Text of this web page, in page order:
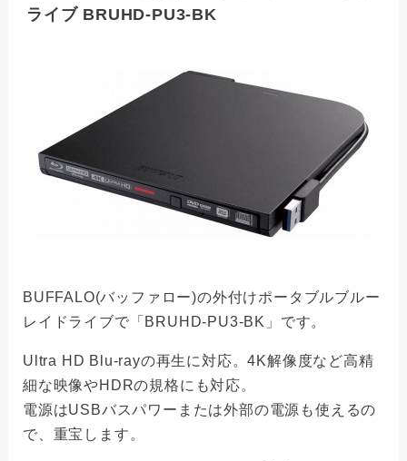
ライブ BRUHD-PU3-BK
BUFFALO(バッファロー)の外付けポータブルブルー
レイドライブで「BRUHD-PU3-BK」です。
Ultra HD Blu-rayの再生に対応。4K解像度など高精
細な映像やHDRの規格にも対応。
電源はUSBバスパワーまたは外部の電源も使えるの
で、重宝します。